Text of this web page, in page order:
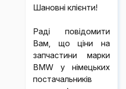
Шановні клієнти!
Раді повідомити
Вам, що ціни на
запчастини марки
BMW у німецьких
постачальників